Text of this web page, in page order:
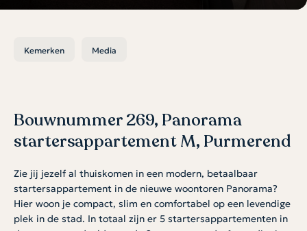
Kemerken Media
Bouwnummer 269, Panorama
startersappartement M, Purmerend
Zie jij jezelf al thuiskomen in een modern, betaalbaar
startersappartement in de nieuwe woontoren Panorama?
Hier woon je compact, slim en comfortabel op een levendige
plek in de stad. In totaal zijn er 5 startersappartementen in